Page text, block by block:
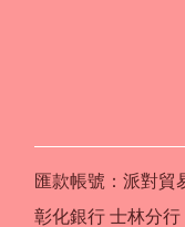
匯款帳號：派對貿
彰化銀行 士林分